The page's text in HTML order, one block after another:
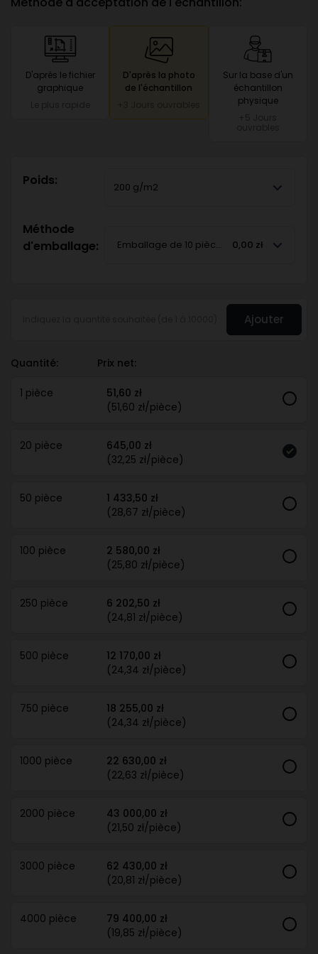
D'après le fichier
graphique
D'après la photo
de l'échantillon
Sur la base d'un
échantillon
physique
Poids: 200 g/m2
Méthode
d'emballage:
Emballage de 10 pièces dans un sac en
0,00 zł
Ajouter
Quantité: Prix net:
1 pièce
51,60 zł
(51,60 zł/pièce)
20 pièce
645,00 zł
(32,25 zł/pièce)
50 pièce
1 433,50 zł
(28,67 zł/pièce)
100 pièce
2 580,00 zł
(25,80 zł/pièce)
250 pièce
6 202,50 zł
(24,81 zł/pièce)
500 pièce
12 170,00 zł
(24,34 zł/pièce)
750 pièce
18 255,00 zł
(24,34 zł/pièce)
1000 pièce
22 630,00 zł
(22,63 zł/pièce)
2000 pièce
43 000,00 zł
(21,50 zł/pièce)
3000 pièce
62 430,00 zł
(20,81 zł/pièce)
4000 pièce
79 400,00 zł
(19,85 zł/pièce)